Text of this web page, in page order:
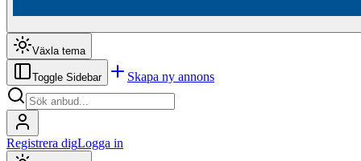
Växla tema
Toggle Sidebar Skapa ny annons
Registrera digLogga in